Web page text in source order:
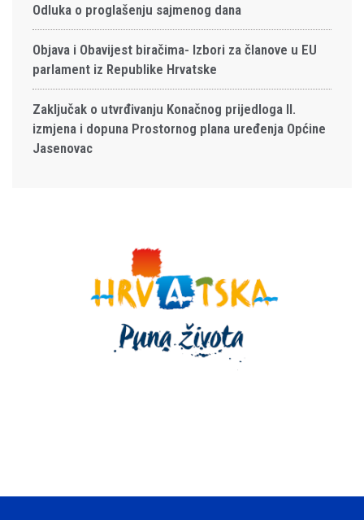
Odluka o proglašenju sajmenog dana
Objava i Obavijest biračima- Izbori za članove u EU
parlament iz Republike Hrvatske
Zaključak o utvrđivanju Konačnog prijedloga II.
izmjena i dopuna Prostornog plana uređenja Općine
Jasenovac